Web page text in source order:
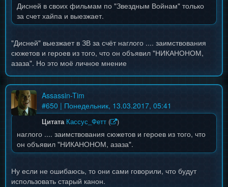
Дисней в своих фильмам по "Звездным Войнам" только
за счет хайпа и выезжает.
"Дисней" выезжает в ЗВ за счёт наглого .... заимствования
сюжетов и героев из того, что он объявил "НИКАНОНОМ,
азаза". Но это моё личное мнение
Assassin-Tim
#650 | Понедельник, 13.03.2017, 05:41
Цитата Кассус_Фетт ( )
наглого .... заимствования сюжетов и героев из того, что
он объявил "НИКАНОНОМ, азаза".
Ну если не ошибаюсь, то они сами говорили, что будут
использовать старый канон.